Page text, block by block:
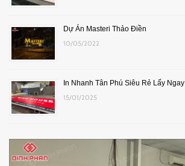
Dự Án Masteri Thảo Điền
10/05/2022
In Nhanh Tân Phú Siêu Rẻ Lấy Ngay
15/01/2025